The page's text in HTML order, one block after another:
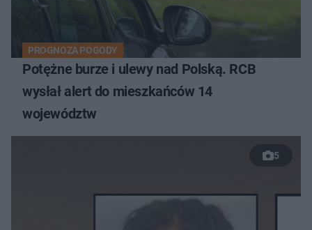
PROGNOZA POGODY
Potężne burze i ulewy nad Polską. RCB
wysłał alert do mieszkańców 14
województw
5